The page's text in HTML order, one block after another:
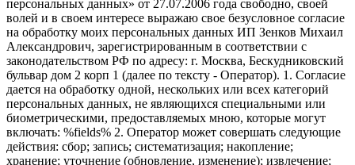
персональных данных» от 27.07.2006 года свободно, своей
волей и в своем интересе выражаю свое безусловное согласие
на обработку моих персональных данных ИП Зенков Михаил
Александрович, зарегистрированным в соответствии с
законодательством РФ по адресу: г. Москва, Бескудниковский
бульвар дом 2 корп 1 (далее по тексту - Оператор). 1. Согласие
дается на обработку одной, нескольких или всех категорий
персональных данных, не являющихся специальными или
биометрическими, предоставляемых мною, которые могут
включать: %fields% 2. Оператор может совершать следующие
действия: сбор; запись; систематизация; накопление;
хранение; уточнение (обновление, изменение); извлечение;